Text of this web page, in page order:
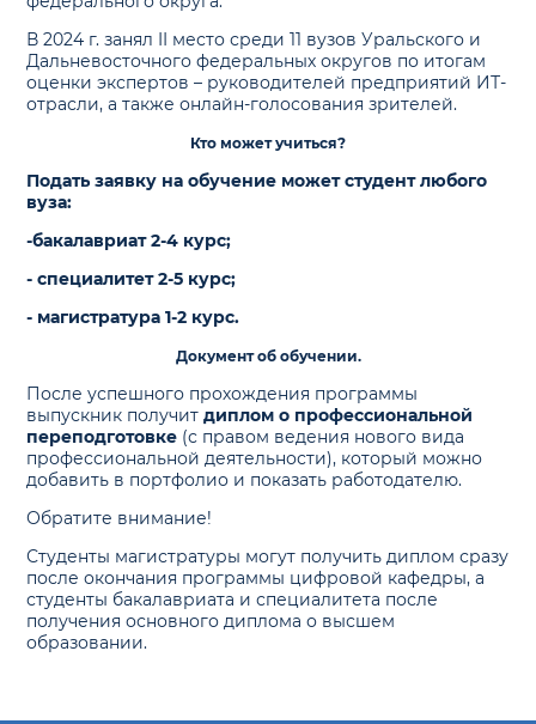
В 2024 г. занял II место среди 11 вузов Уральского и
Дальневосточного федеральных округов по итогам
оценки экспертов – руководителей предприятий ИТ-
отрасли, а также онлайн-голосования зрителей.
Кто может учиться?
Подать заявку на обучение может студент любого
вуза:
-бакалавриат 2-4 курс;
- cпециалитет 2-5 курс;
- магистратура 1-2 курс.
Документ об обучении.
После успешного прохождения программы
выпускник получит диплом о профессиональной
переподготовке (с правом ведения нового вида
профессиональной деятельности), который можно
добавить в портфолио и показать работодателю.
Обратите внимание!
Студенты магистратуры могут получить диплом сразу
после окончания программы цифровой кафедры, а
студенты бакалавриата и специалитета после
получения основного диплома о высшем
образовании.